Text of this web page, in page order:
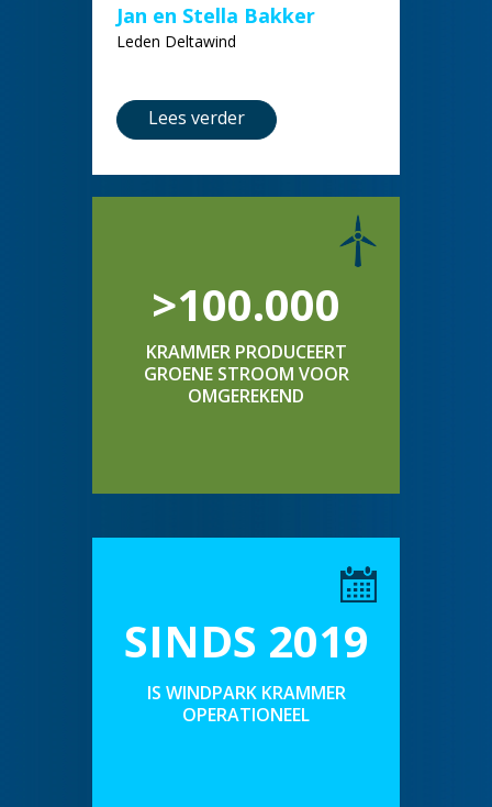
Jan en Stella Bakker
Leden Deltawind
Lees verder
>100.000
KRAMMER PRODUCEERT
GROENE STROOM VOOR
OMGEREKEND
SINDS 2019
IS WINDPARK KRAMMER
OPERATIONEEL